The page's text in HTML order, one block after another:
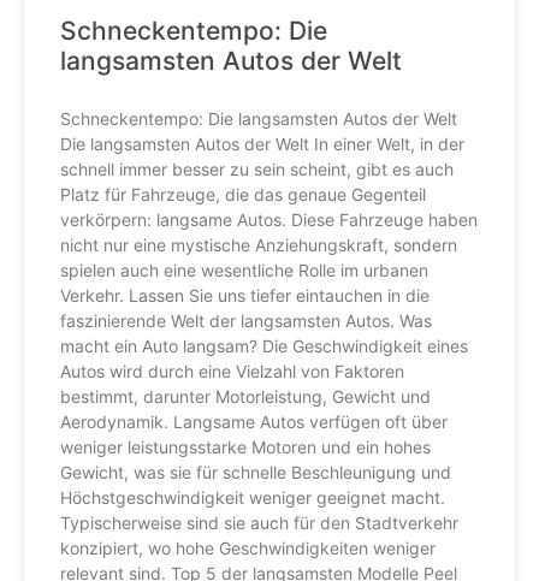
Schneckentempo: Die
langsamsten Autos der Welt
Schneckentempo: Die langsamsten Autos der Welt
Die langsamsten Autos der Welt In einer Welt, in der
schnell immer besser zu sein scheint, gibt es auch
Platz für Fahrzeuge, die das genaue Gegenteil
verkörpern: langsame Autos. Diese Fahrzeuge haben
nicht nur eine mystische Anziehungskraft, sondern
spielen auch eine wesentliche Rolle im urbanen
Verkehr. Lassen Sie uns tiefer eintauchen in die
faszinierende Welt der langsamsten Autos. Was
macht ein Auto langsam? Die Geschwindigkeit eines
Autos wird durch eine Vielzahl von Faktoren
bestimmt, darunter Motorleistung, Gewicht und
Aerodynamik. Langsame Autos verfügen oft über
weniger leistungsstarke Motoren und ein hohes
Gewicht, was sie für schnelle Beschleunigung und
Höchstgeschwindigkeit weniger geeignet macht.
Typischerweise sind sie auch für den Stadtverkehr
konzipiert, wo hohe Geschwindigkeiten weniger
relevant sind. Top 5 der langsamsten Modelle Peel